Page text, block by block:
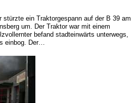
stürzte ein Traktorgespann auf der B 39 am
um. Der Traktor war mit einem
befand stadteinwärts unterwegs,
einbog. Der…